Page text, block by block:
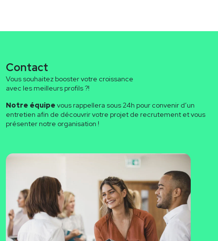
Contact
Vous souhaitez booster votre croissance
avec les meilleurs profils ?!
Notre équipe vous rappellera sous 24h pour convenir d’un
entretien afin de découvrir votre projet de recrutement et vous
présenter notre organisation !